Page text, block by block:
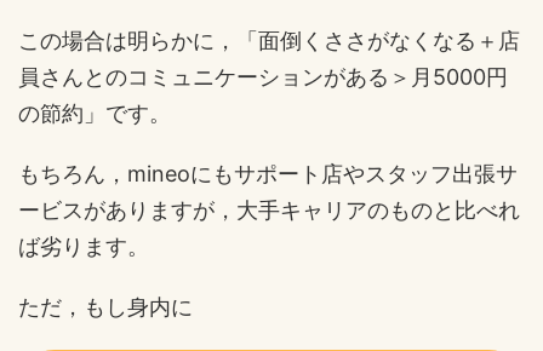
この場合は明らかに，「面倒くささがなくなる＋店
員さんとのコミュニケーションがある＞月5000円
の節約」です。
もちろん，mineoにもサポート店やスタッフ出張サ
ービスがありますが，大手キャリアのものと比べれ
ば劣ります。
ただ，もし身内に